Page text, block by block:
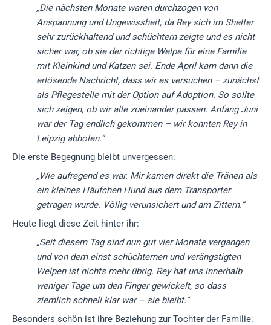
„Die nächsten Monate waren durchzogen von
Anspannung und Ungewissheit, da Rey sich im Shelter
sehr zurückhaltend und schüchtern zeigte und es nicht
sicher war, ob sie der richtige Welpe für eine Familie
mit Kleinkind und Katzen sei. Ende April kam dann die
erlösende Nachricht, dass wir es versuchen – zunächst
als Pflegestelle mit der Option auf Adoption. So sollte
sich zeigen, ob wir alle zueinander passen. Anfang Juni
war der Tag endlich gekommen – wir konnten Rey in
Leipzig abholen.“
Die erste Begegnung bleibt unvergessen:
„Wie aufregend es war. Mir kamen direkt die Tränen als
ein kleines Häufchen Hund aus dem Transporter
getragen wurde. Völlig verunsichert und am Zittern.“
Heute liegt diese Zeit hinter ihr:
„Seit diesem Tag sind nun gut vier Monate vergangen
und von dem einst schüchternen und verängstigten
Welpen ist nichts mehr übrig. Rey hat uns innerhalb
weniger Tage um den Finger gewickelt, so dass
ziemlich schnell klar war – sie bleibt.“
Besonders schön ist ihre Beziehung zur Tochter der Familie: